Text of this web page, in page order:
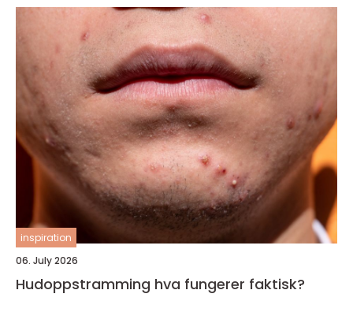
inspiration
06. July 2026
Hudoppstramming hva fungerer faktisk?